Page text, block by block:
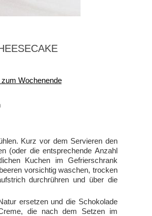
Wochenende
Kurz vor dem Servieren den
(oder die entsprechende Anzahl
Kuchen im Gefrierschrank
vorsichtig waschen, trocken
durchrühren und über die
ersetzen und die Schokolade
die nach dem Setzen im